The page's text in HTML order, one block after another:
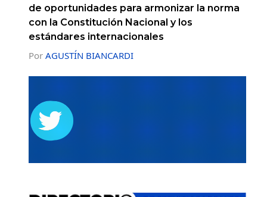
de oportunidades para armonizar la norma
con la Constitución Nacional y los
estándares internacionales
Por AGUSTÍN BIANCARDI